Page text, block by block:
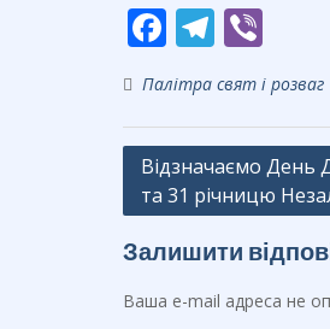
F
ac
e
b
o
o
k
T
e
gr
a
m
b
er
Палітра свят і розваг
Навігація
записів
Відзначаємо День
та 31 річницю
Залишити
Ваша e-mail адреса не